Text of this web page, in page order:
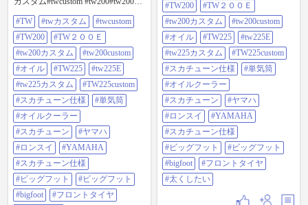
ル#tw225#tw225e #tw225カスタム
#tw225custom #スカチューン仕様 #
単気筒 #オイルクーラー#スカチュ
ーン#やまは#ロンスイ #YAMAHA#
スカチューン仕様 #ビックフット#
ビッグフット#bigfoot #フロントタ
イヤ #太くしたい
#TW #twカスタム
#twcustom
#TW200
#TW２００Ｅ
#tw200カスタム
#tw200custom
#オイル
#TW225
#tw225E
#tw225カスタム
#TW225custom
#スカチューン仕様
#単気筒
#オイルクーラー
#スカチューン
#ヤマハ
#ロンスイ
#YAMAHA
#スカチューン仕様
#ビッグフット
#ビッグフット
#bigfoot
#フロントタイヤ
#tw225custom #スカチューン仕様 #
単気筒 #オイルクーラー#スカチュ
ーン#やまは#ロンスイ #YAMAHA#
スカチューン仕様 #ビックフット#
ビッグフット#bigfoot #フロントタ
イヤ #太くしたい
#TW200
#TW２００Ｅ
#tw200カスタム
#tw200custom
#オイル
#TW225
#tw225E
#tw225カスタム
#TW225custom
#スカチューン仕様
#単気筒
#オイルクーラー
#スカチューン
#ヤマハ
#ロンスイ
#YAMAHA
#スカチューン仕様
#ビッグフット
#ビッグフット
#bigfoot
#フロントタイヤ
#太くしたい